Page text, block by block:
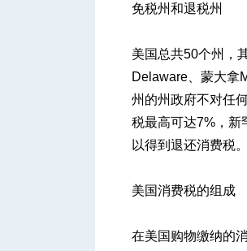
免税州和退税州
美国总共50个州，
Delaware、蒙大拿
州的州政府不对任
税最高可达7%，新
以得到退还消费税。
美国消费税的组成
在美国购物缴纳的